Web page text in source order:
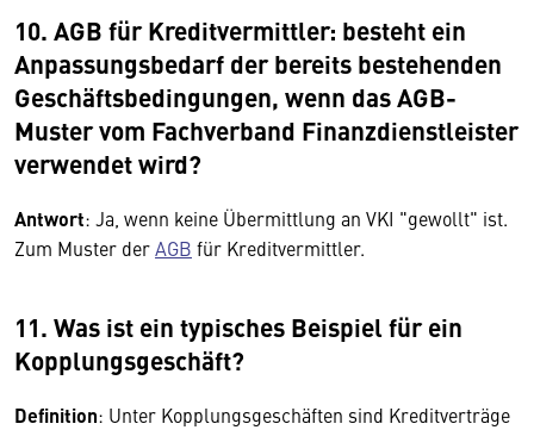
10. AGB für Kreditvermittler: besteht ein
Anpassungsbedarf der bereits bestehenden
Geschäftsbedingungen, wenn das AGB-
Muster vom Fachverband Finanzdienstleister
verwendet wird?
Antwort: Ja, wenn keine Übermittlung an VKI "gewollt" ist.
Zum Muster derAGB für Kreditvermittler.
11. Was ist ein typisches Beispiel für ein
Kopplungsgeschäft?
Definition: Unter Kopplungsgeschäften sind Kreditverträge